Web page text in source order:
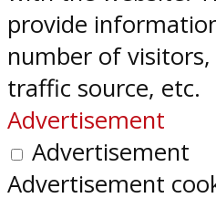
provide
number of
traffic source, etc.
Advertisement
Advertisement
Advertisement